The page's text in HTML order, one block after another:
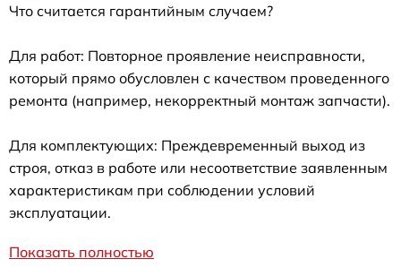
Что считается гарантийным случаем?
Для работ: Повторное проявление неисправности,
который прямо обусловлен с качеством проведенного
ремонта (например, некорректный монтаж запчасти).
Для комплектующих: Преждевременный выход из
строя, отказ в работе или несоответствие заявленным
характеристикам при соблюдении условий
эксплуатации.
Показать полностью